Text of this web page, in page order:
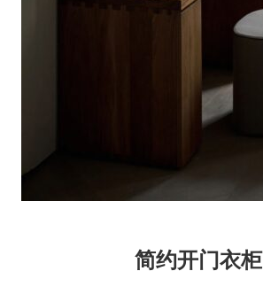
简约开门衣柜